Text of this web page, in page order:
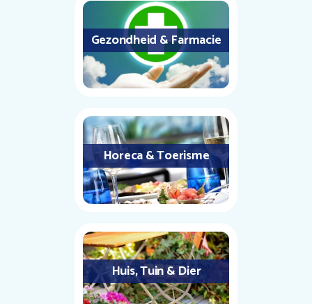
Gezondheid & Farmacie
Horeca & Toerisme
Huis, Tuin & Dier